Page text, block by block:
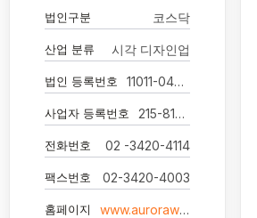
법인구분 코스닥
산업 분류 시각 디자인업
법인 등록번호 11011-0407456
사업자 등록번호 215-81-02803
전화번호 02 -3420-4114
팩스번호 02-3420-4003
홈페이지 www.auroraworld.com